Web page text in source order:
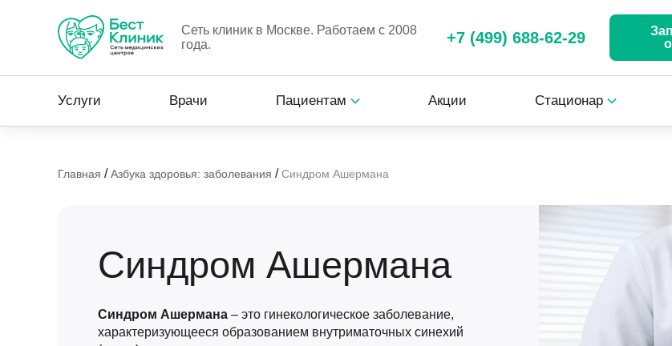
Сеть клиник в Москве. Работаем с 2008
года.
+7 (499) 688-62-29
Услуги Врачи Пациентам Акции Стационар
Главная /Азбука здоровья: заболевания /Синдром Ашермана
Синдром Ашермана
Синдром Ашермана – это гинекологическое заболевание,
характеризующееся образованием внутриматочных синехий